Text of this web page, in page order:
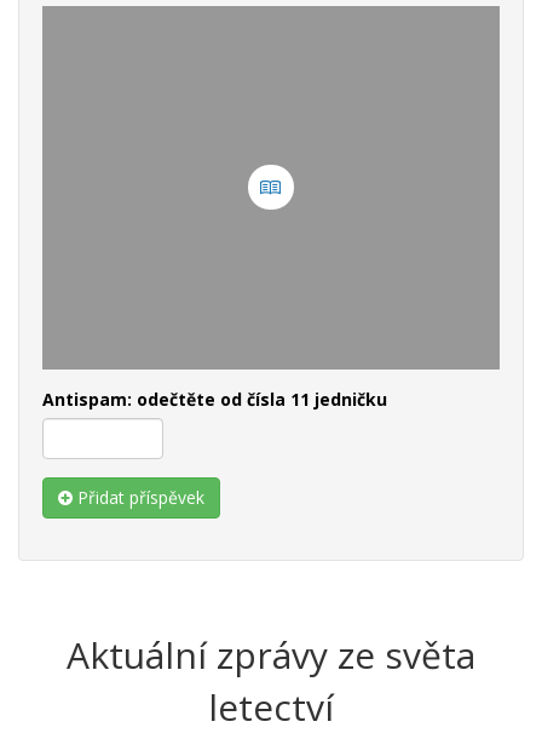
Antispam: odečtěte od čísla 11 jedničku
Přidat příspěvek
Aktuální zprávy ze světa
letectví